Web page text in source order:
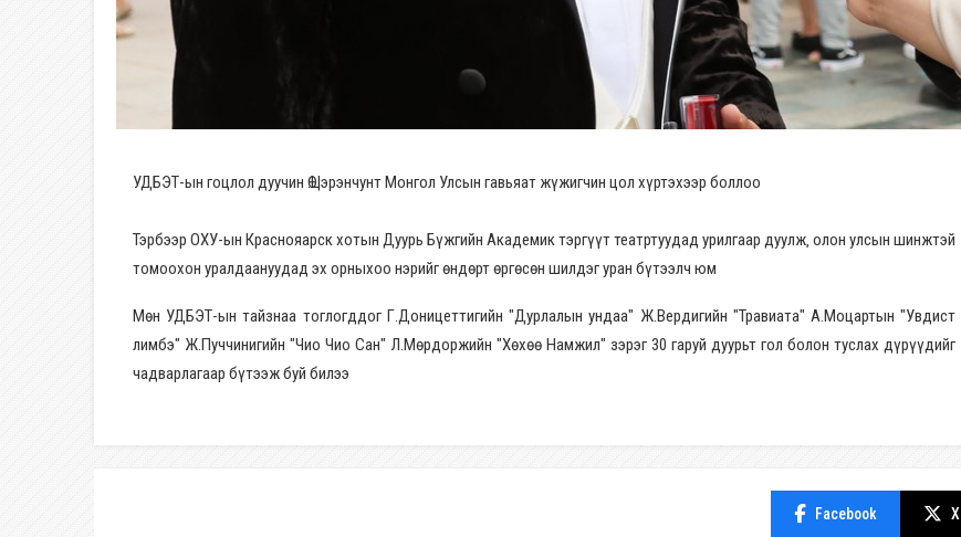
УДБЭТ-ын гоцлол дуучин Ө.Цэрэнчунт Монгол Улсын гавьяат жүжигчин цол хүртэхээр боллоо
Тэрбээр ОХУ-ын Краснояарск хотын Дуурь Бүжгийн Академик тэргүүт театртуудад урилгаар дуулж‚ олон улсын шинжтэй
томоохон уралдаануудад эх орныхоо нэрийг өндөрт өргөсөн шилдэг уран бүтээлч юм
Мөн УДБЭТ-ын тайзнаа тоглогддог Г.Доницеттигийн "Дурлалын ундаа" Ж.Вердигийн "Травиата" А.Моцартын "Увдист
лимбэ" Ж.Пуччинигийн "Чио Чио Сан" Л.Мөрдоржийн "Хөхөө Намжил" зэрэг 30 гаруй дуурьт гол болон туслах дүрүүдийг
чадварлагаар бүтээж буй билээ
Facebook X